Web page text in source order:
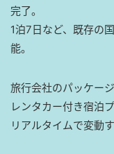
完了。
1泊7日など、既存の
能。
旅行会社のパッケー
レンタカー付き宿泊
リアルタイムで変動